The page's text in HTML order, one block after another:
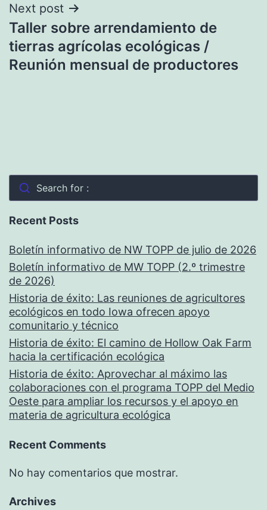
Next post
Taller sobre arrendamiento de
tierras agrícolas ecológicas /
Reunión mensual de productores
Search for :
Recent Posts
Boletín informativo de NW TOPP de julio de 2026
Boletín informativo de MW TOPP (2.º trimestre
de 2026)
Historia de éxito: Las reuniones de agricultores
ecológicos en todo Iowa ofrecen apoyo
comunitario y técnico
Historia de éxito: El camino de Hollow Oak Farm
hacia la certificación ecológica
Historia de éxito: Aprovechar al máximo las
colaboraciones con el programa TOPP del Medio
Oeste para ampliar los recursos y el apoyo en
materia de agricultura ecológica
Recent Comments
No hay comentarios que mostrar.
Archives